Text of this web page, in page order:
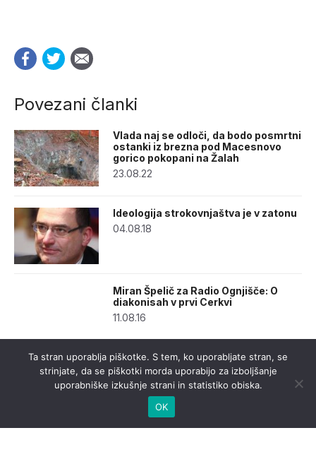
Povezani članki
Vlada naj se odloči, da bodo posmrtni
ostanki iz brezna pod Macesnovo
gorico pokopani na Žalah
23.08.22
Ideologija strokovnjaštva je v zatonu
04.08.18
Miran Špelič za Radio Ognjišče: O
diakonisah v prvi Cerkvi
11.08.16
Ta stran uporablja piškotke. S tem, ko uporabljate stran, se
strinjate, da se piškotki morda uporabijo za izboljšanje
uporabniške izkušnje strani in statistiko obiska.
OK